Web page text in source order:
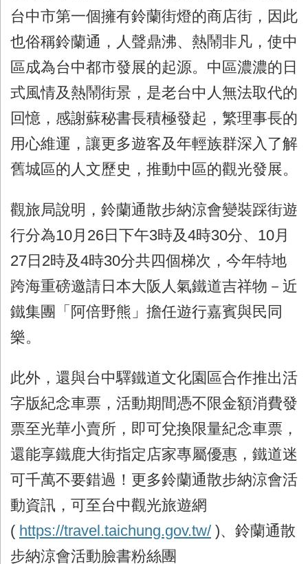
台中市第一個擁有鈴蘭街燈的商店街，因此
也俗稱鈴蘭通，人聲鼎沸、熱鬧非凡，使中
區成為台中都市發展的起源。中區濃濃的日
式風情及熱鬧街景，是老台中人無法取代的
回憶，感謝蘇秘書長積極發起，繁理事長的
用心維運，讓更多遊客及年輕族群深入了解
舊城區的人文歷史，推動中區的觀光發展。
觀旅局說明，鈴蘭通散步納涼會變裝踩街遊
行分為10月26日下午3時及4時30分、10月
27日2時及4時30分共四個梯次，今年特地
跨海重磅邀請日本大阪人氣鐵道吉祥物－近
鐵集團「阿倍野熊」擔任遊行嘉賓與民同
樂。
此外，還與台中驛鐵道文化園區合作推出活
字版紀念車票，活動期間憑不限金額消費發
票至光華小賣所，即可兌換限量紀念車票，
還能享鐵鹿大街指定店家專屬優惠，鐵道迷
可千萬不要錯過！更多鈴蘭通散步納涼會活
動資訊，可至台中觀光旅遊網
( https://travel.taichung.gov.tw/ )、鈴蘭通散
步納涼會活動臉書粉絲團